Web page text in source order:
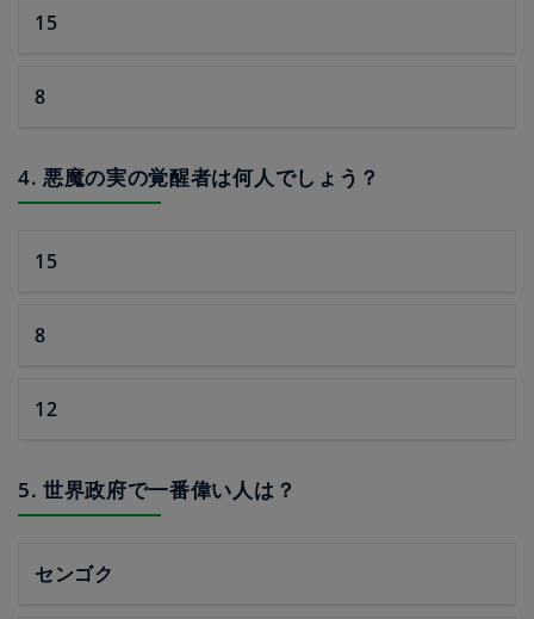
15
8
4. 悪魔の実の覚醒者は何人でしょう？
15
8
12
5. 世界政府で一番偉い人は？
センゴク